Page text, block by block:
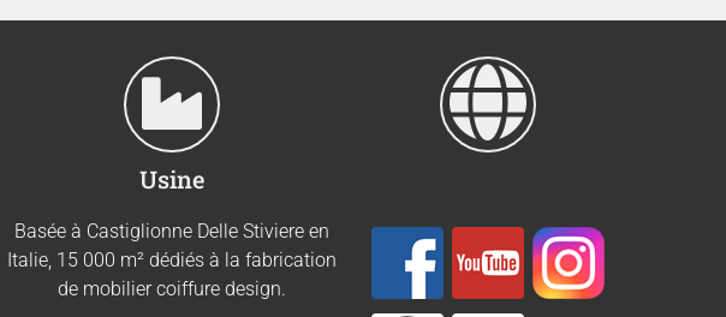
Usine
Basée à Castiglionne Delle Stiviere en
Italie, 15 000 m² dédiés à la fabrication
de mobilier coiffure design.